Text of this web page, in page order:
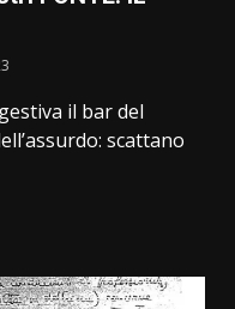
il bar del
scattano